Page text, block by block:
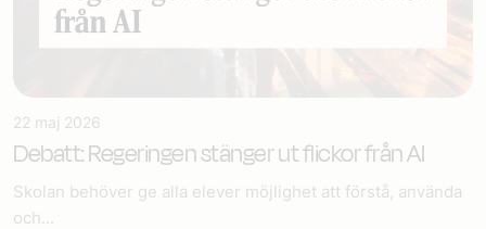
22 maj 2026
Debatt: Regeringen stänger ut flickor från AI
Skolan behöver ge alla elever möjlighet att förstå, använda
och...